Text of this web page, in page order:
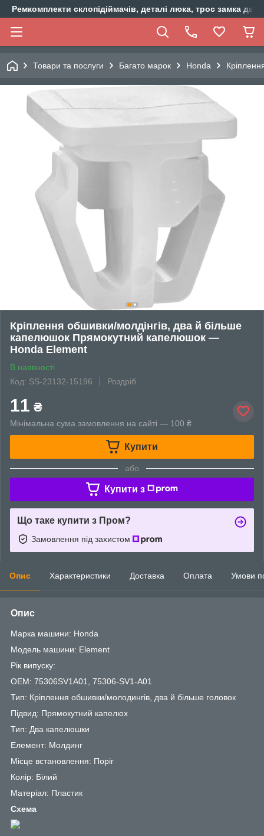
Ремкомплекти склопідіймачів, деталі люка, трос замка
Товари та послуги Багато марок Honda
Кріплення обшивки/молдінгів, два й більше
капелюшок Прямокутний капелюшок —
Honda Element
В наявності
Код: SS-23132-15196
Роздріб
11 ₴
Мінімальна сума замовлення на сайті — 100 ₴
Купити
або
Купити з
Що таке купити з Пром?
Замовлення під захистом
Опис Характеристики Доставка Оплата Умови
Опис
Марка машини: Honda
Модель машини: Element
Рік випуску:
OEM: 75306SV1A01, 75306-SV1-A01
Тип: Кріплення обшивки/молодингів, два й більше головок
Підвид: Прямокутний капелюх
Тип: Два капелюшки
Елемент: Молдинг
Місце встановлення: Поріг
Колір: Білий
Матеріал: Пластик
Схема